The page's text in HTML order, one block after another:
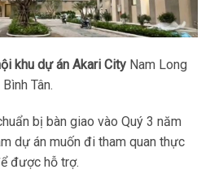
khu dự án Akari City Nam Long
Bình Tân.
bị bàn giao vào Quý 3 năm
dự án muốn đi tham quan thực
được hỗ trợ.